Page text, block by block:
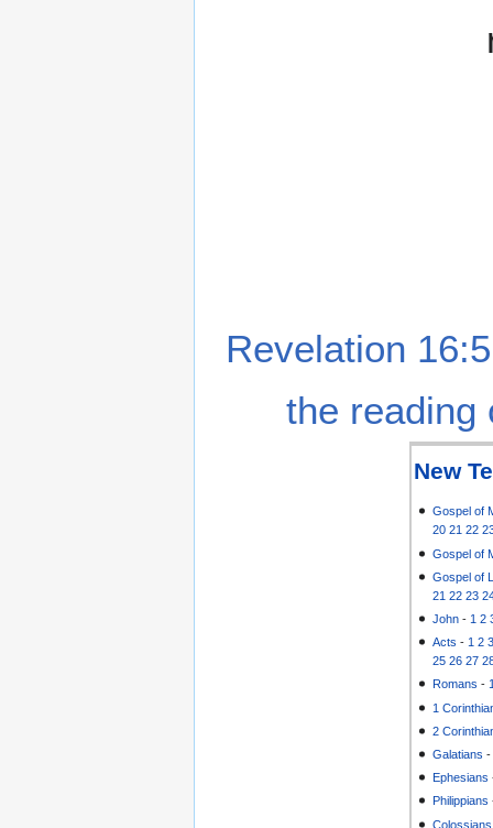
Revelation
the reading
New
Gospel of
20 21 22
Gospel of
Gospel of
21 22 23
John - 1 2
Acts - 1 2
25 26 27
Romans -
1
2
Galatians
Ephesians
Philippians
Colossians